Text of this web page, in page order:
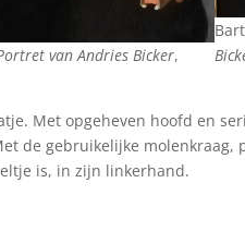
van Andries Bicker,
Met opgeheven hoofd en
de gebruikelijke
is, in zijn linkerhand.